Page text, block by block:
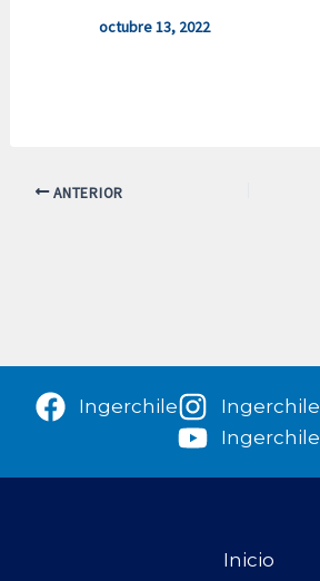
octubre 13, 2022
ANTERIOR
Ingerchile Ingerchile
Ingerchile
Inicio